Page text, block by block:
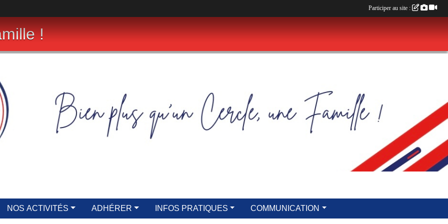
!
NOS ACTIVITÉS ADHÉRER INFOS PRATIQUES COMMUNICATION
Participer au site :